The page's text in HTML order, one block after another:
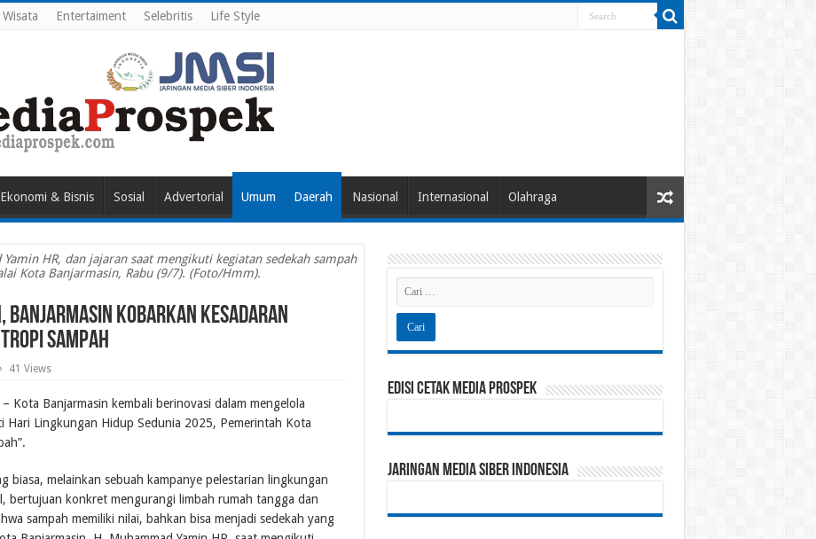
Wisata Entertaiment Selebritis Life Style
Ekonomi & Bisnis Sosial Advertorial Umum Daerah Nasional Internasional Olahraga
HR, dan jajaran saat mengikuti kegiatan sedekah sampah
Kota Banjarmasin, Rabu (9/7). (Foto/Hmm).
Banjarmasin Kobarkan Kesadaran
Sampah
41 Views
– Kota Banjarmasin kembali berinovasi dalam mengelola
Hari Lingkungan Hidup Sedunia 2025, Pemerintah Kota
biasa, melainkan sebuah kampanye pelestarian lingkungan
bertujuan konkret mengurangi limbah rumah tangga dan
sampah memiliki nilai, bahkan bisa menjadi sedekah yang
Edisi Cetak Media Prospek
Jaringan Media Siber Indonesia